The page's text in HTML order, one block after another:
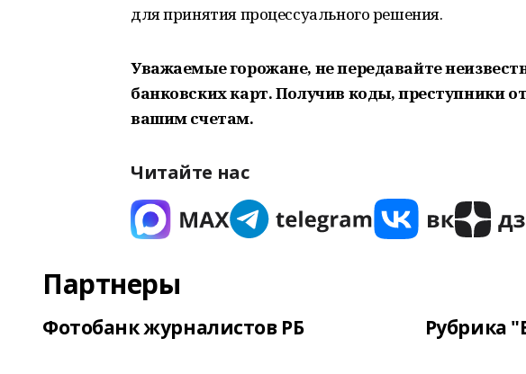
для принятия процессуального решения.
Уважаемые горожане, не передавайте
банковских карт. Получив коды, преступники
вашим счетам.
Читайте нас
Партнеры
Фотобанк журналистов РБ Рубрика